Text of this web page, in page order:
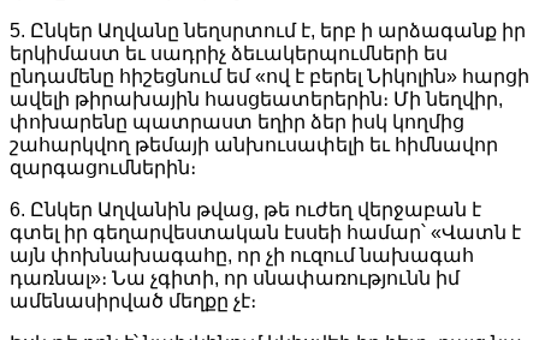
5. Ընկեր Աղվանը նեղսրտում է, երբ ի արձագանք իր
երկիմաստ եւ սադրիչ ձեւակերպումների ես
ընդամենը հիշեցնում եմ «ով է բերել Նիկոլին» հարցի
ավելի թիրախային հասցեատերերին։ Մի նեղվիր,
փոխարենը պատրաստ եղիր ձեր իսկ կողմից
շահարկվող թեմայի անխուսափելի եւ հիմնավոր
զարգացումներին։
6. Ընկեր Աղվանին թվաց, թե ուժեղ վերջաբան է
գտել իր գեղարվեստական էսսեի համար՝ «Վատն է
այն փոխնախագահը, որ չի ուզում նախագահ
դառնալ»։ Նա չգիտի, որ սնափառությունն իմ
ամենասիրված մեղքը չէ։